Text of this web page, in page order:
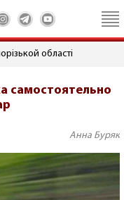
області
самостоятельно
Анна Буряк